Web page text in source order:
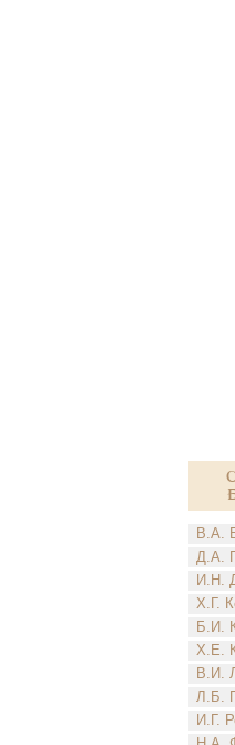
В.А.
Д.А.
И.Н.
Х.Г.
Б.И.
Х.Е.
В.И.
Л.Б.
И.Г.